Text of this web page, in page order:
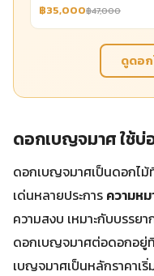
฿35,000฿47,000
ดูดอ
ดอกเบญจมาศ ใช้บ่
ดอกเบญจมาศเป็นดอกไม้
เด่นหลายประการ ความหม
ความสงบ เหมาะกับบรรย
ดอกเบญจมาศต่อดอกอยู่ที่
เบญจมาศเป็นหลักราคาเริ่